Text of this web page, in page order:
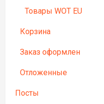
Товары WOT EU
Корзина
Заказ оформлен
Отложенные
Посты